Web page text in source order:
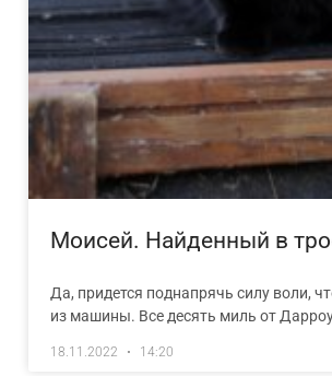
Моисей. Найденный в
Да, придется поднапрячь силу воли,
из машины. Все десять миль от
18.11.2022 14:20